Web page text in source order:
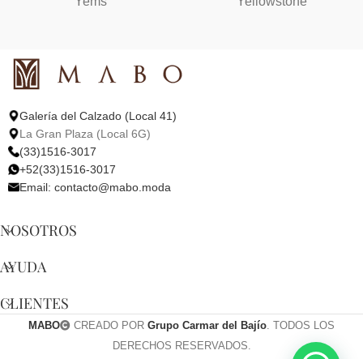
Galería del Calzado (Local 41)
La Gran Plaza (Local 6G)
(33)1516-3017
+52(33)1516-3017
Email: contacto@mabo.moda
NOSOTROS
AYUDA
CLIENTES
MABO CREADO POR Grupo Carmar del Bajío. TODOS LOS
DERECHOS RESERVADOS.